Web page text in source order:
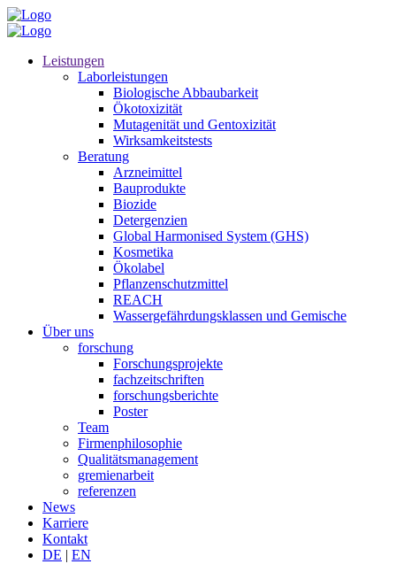
Leistungen
Laborleistungen
Biologische Abbaubarkeit
Ökotoxizität
Mutagenität und Gentoxizität
Wirksamkeitstests
Beratung
Arzneimittel
Bauprodukte
Biozide
Detergenzien
Global Harmonised System (GHS)
Kosmetika
Ökolabel
Pflanzenschutzmittel
REACH
Wassergefährdungsklassen und Gemische
Über uns
forschung
Forschungsprojekte
fachzeitschriften
forschungsberichte
Poster
Team
Firmenphilosophie
Qualitätsmanagement
gremienarbeit
referenzen
News
Karriere
Kontakt
DE | EN